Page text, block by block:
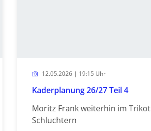
12.05.2026 | 19:15 Uhr
Kaderplanung 26/27 Teil 4
Moritz Frank weiterhin im Trikot
Schluchtern